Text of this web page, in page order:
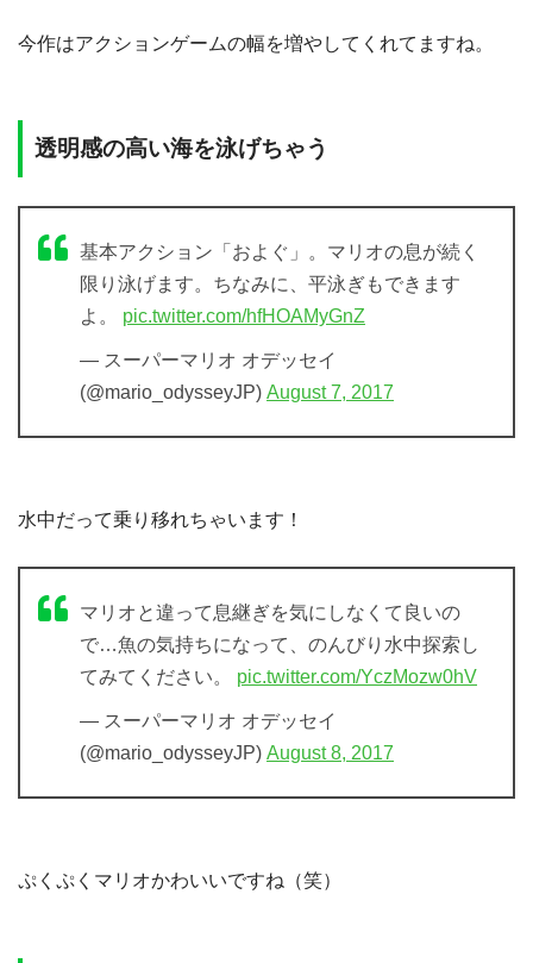
今作はアクションゲームの幅を増やしてくれてますね。
透明感の高い海を泳げちゃう
基本アクション「およぐ」。マリオの息が続く
限り泳げます。ちなみに、平泳ぎもできます
よ。 pic.twitter.com/hfHOAMyGnZ
— スーパーマリオ オデッセイ
(@mario_odysseyJP) August 7, 2017
水中だって乗り移れちゃいます！
マリオと違って息継ぎを気にしなくて良いの
で…魚の気持ちになって、のんびり水中探索し
てみてください。 pic.twitter.com/YczMozw0hV
— スーパーマリオ オデッセイ
(@mario_odysseyJP) August 8, 2017
ぷくぷくマリオかわいいですね（笑）